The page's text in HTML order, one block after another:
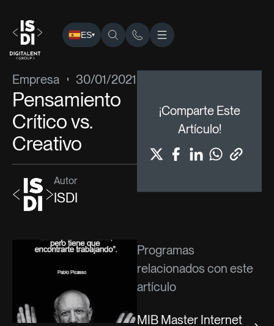
ES▾
ISDI› ›Empresa› Pensamiento Crítico vs. Creativo
Empresa 30/01/2021
Pensamiento
Crítico vs.
Creativo
Autor
ISDI
¡Comparte Este
Artículo!
Programas
relacionados con este
artículo
MIB Master Internet